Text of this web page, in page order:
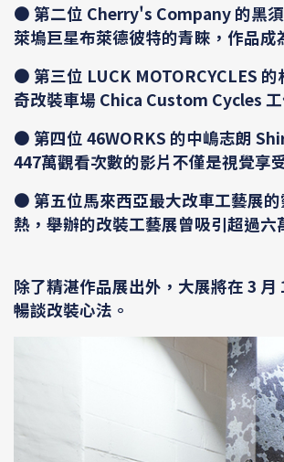
● 第二位 Cherry's Company 的黑
萊塢巨星布萊德彼特的青睞，作品成
● 第三位 LUCK MOTORCYCLES
奇改裝車場 Chica Custom Cycles
● 第四位 46WORKS 的中嶋志朗
447萬觀看次數的影片不僅是視覺享
● 第五位馬來西亞最大改車工藝展
熱，舉辦的改裝工藝展曾吸引超過
除了精湛作品展出外，大展將在 3
暢談改裝心法。